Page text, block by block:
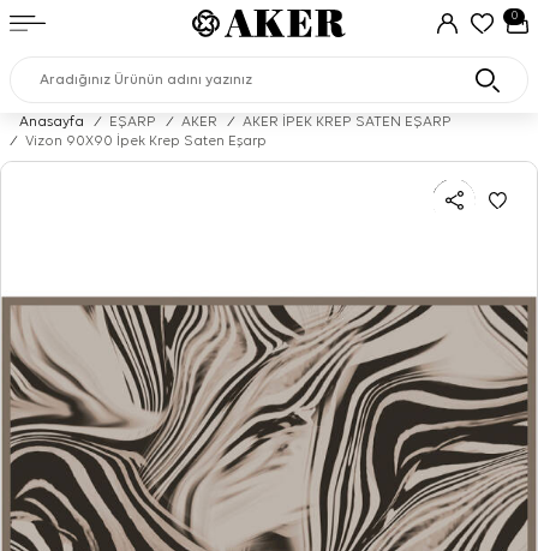
0
Anasayfa / EŞARP / AKER /
AKER İPEK KREP SATEN EŞARP
/
Vizon 90X90 İpek Krep Saten Eşarp